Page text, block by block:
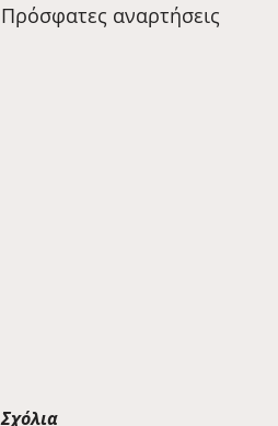
Πρόσφατες αναρτήσεις
Σχόλια